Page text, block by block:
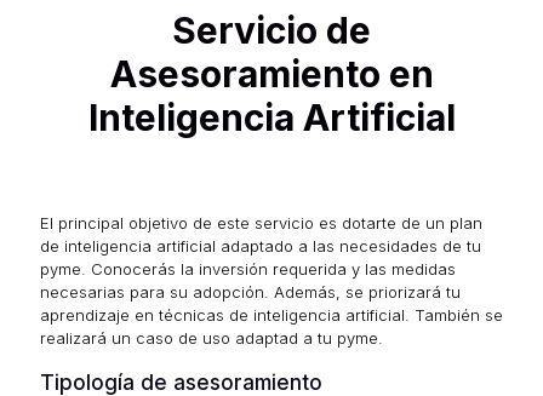
Servicio de
Asesoramiento en
Inteligencia Artificial
El principal objetivo de este servicio es dotarte de un plan
de inteligencia artificial adaptado a las necesidades de tu
pyme. Conocerás la inversión requerida y las medidas
necesarias para su adopción. Además, se priorizará tu
aprendizaje en técnicas de inteligencia artificial. También se
realizará un caso de uso adaptad a tu pyme.
Tipología de asesoramiento